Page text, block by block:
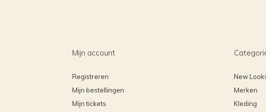
Mijn account
Registreren
Mijn bestellingen
Mijn tickets
New
Merken
Kleding